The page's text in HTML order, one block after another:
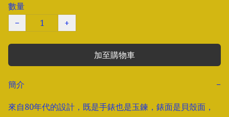
數量
−
+
加至購物車
簡介
−
來自80年代的設計，既是手錶也是玉鍊，錶面是貝殼面，